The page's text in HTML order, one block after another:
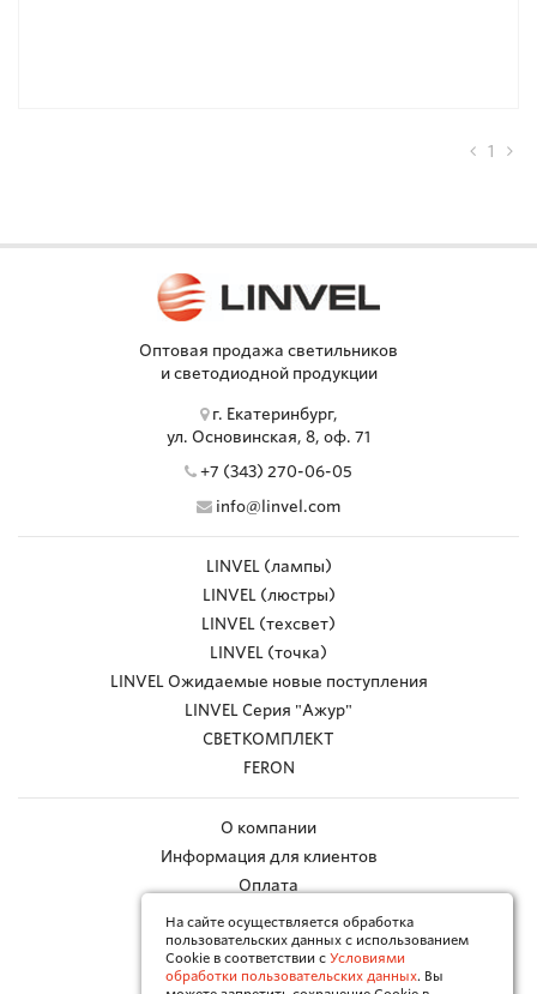
1
Оптовая продажа светильников
и светодиодной продукции
г. Екатеринбург,
ул. Основинская, 8, оф. 71
+7 (343) 270-06-05
info@linvel.com
LINVEL (лампы)
LINVEL (люстры)
LINVEL (техсвет)
LINVEL (точка)
LINVEL Ожидаемые новые поступления
LINVEL Серия "Ажур"
СВЕТКОМПЛЕКТ
FERON
О компании
Информация для клиентов
Оплата
Работа с браком
Каталоги в PDF
На сайте осуществляется обработка
пользовательских данных с использованием
Cookie в соответствии с Условиями
обработки пользовательских данных. Вы